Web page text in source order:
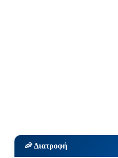
🦐 Διατροφή